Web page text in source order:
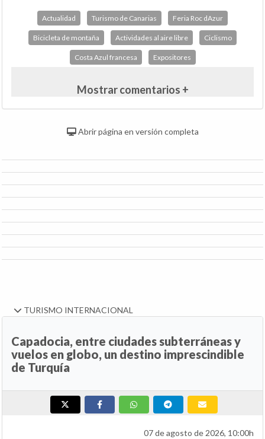
Actualidad Turismo de Canarias Feria Roc dAzur
Bicicleta de montaña Actividades al aire libre Ciclismo
Costa Azul francesa Expositores
Mostrar comentarios +
Abrir página en versión completa
TURISMO INTERNACIONAL
Capadocia, entre ciudades subterráneas y
vuelos en globo, un destino imprescindible
de Turquía
07 de agosto de 2026, 10:00h